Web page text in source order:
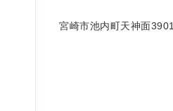
宮崎市池内町天神面3901